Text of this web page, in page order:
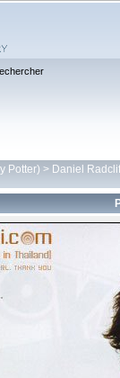
Potter) > Daniel